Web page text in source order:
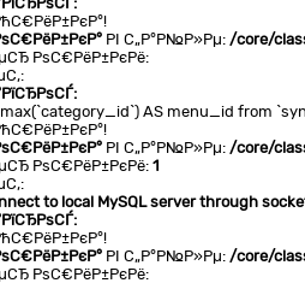
РІ С„Р°Р№Р»Рµ:/core/
РѕС€РёР±РєРё:
max(`category_id`) AS menu_id from
РІ С„Р°Р№Р»Рµ:/core/
РѕС€РёР±РєРё:1
to local MySQL server through
РІ С„Р°Р№Р»Рµ:/core/
РѕС€РёР±РєРё: